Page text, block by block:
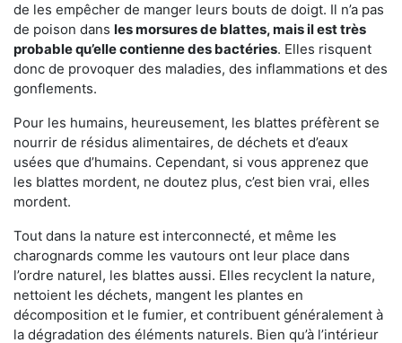
de les empêcher de manger leurs bouts de doigt. Il n’a pas
de poison dans les morsures de blattes, mais il est très
probable qu’elle contienne des bactéries. Elles risquent
donc de provoquer des maladies, des inflammations et des
gonflements.
Pour les humains, heureusement, les blattes préfèrent se
nourrir de résidus alimentaires, de déchets et d’eaux
usées que d’humains. Cependant, si vous apprenez que
les blattes mordent, ne doutez plus, c’est bien vrai, elles
mordent.
Tout dans la nature est interconnecté, et même les
charognards comme les vautours ont leur place dans
l’ordre naturel, les blattes aussi. Elles recyclent la nature,
nettoient les déchets, mangent les plantes en
décomposition et le fumier, et contribuent généralement à
la dégradation des éléments naturels. Bien qu’à l’intérieur